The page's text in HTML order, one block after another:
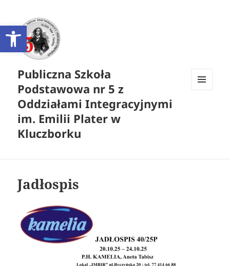
Otwórz pasek narzędzi
Publiczna Szkoła
Podstawowa nr 5 z
Oddziałami Integracyjnymi
im. Emilii Plater w
Kluczborku
Jadłospis